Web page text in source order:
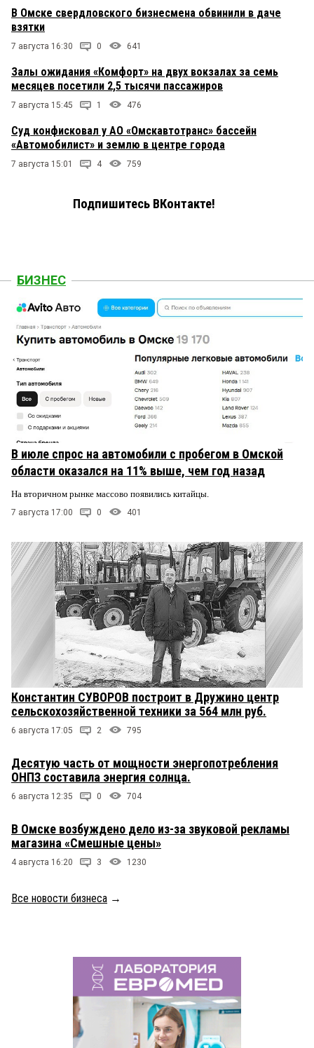
В Омске свердловского бизнесмена обвинили в даче
взятки
7 августа 16:30 0 641
Залы ожидания «Комфорт» на двух вокзалах за семь
месяцев посетили 2,5 тысячи пассажиров
7 августа 15:45 1 476
Суд конфисковал у АО «Омскавтотранс» бассейн
«Автомобилист» и землю в центре города
7 августа 15:01 4 759
Подпишитесь ВКонтакте!
БИЗНЕС
В июле спрос на автомобили с пробегом в Омской
области оказался на 11% выше, чем год назад
На вторичном рынке массово появились китайцы.
7 августа 17:00 0 401
Константин СУВОРОВ построит в Дружино центр
сельскохозяйственной техники за 564 млн руб.
6 августа 17:05 2 795
Десятую часть от мощности энергопотребления
ОНПЗ составила энергия солнца.
6 августа 12:35 0 704
В Омске возбуждено дело из-за звуковой рекламы
магазина «Смешные цены»
4 августа 16:20 3 1230
Все новости бизнеса →